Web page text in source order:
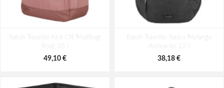
AM-580-05 modrá 22 L
98,49 €
AM-581-05 modrá 19 L
94,29 €
Batoh Travelite Kick Off Multibag
Rosé 35 l
49,10 €
Batoh Travelite Basics Melange
Anthracite 22 l
38,18 €